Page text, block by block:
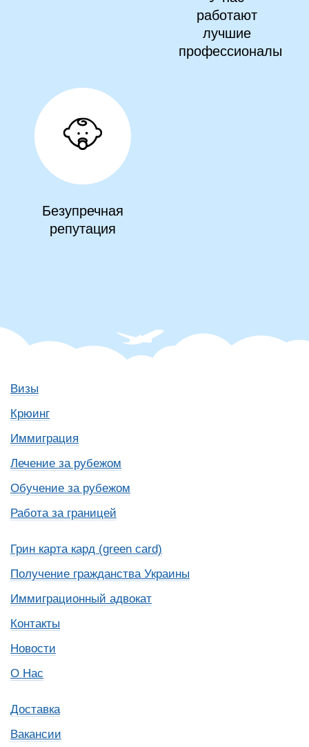
работают
лучшие
профессионалы
Безупречная
репутация
Визы
Крюинг
Иммиграция
Лечение за рубежом
Обучение за рубежом
Работа за границей
Грин карта кард (green card)
Получение гражданства Украины
Иммиграционный адвокат
Контакты
Новости
О Нас
Доставка
Вакансии